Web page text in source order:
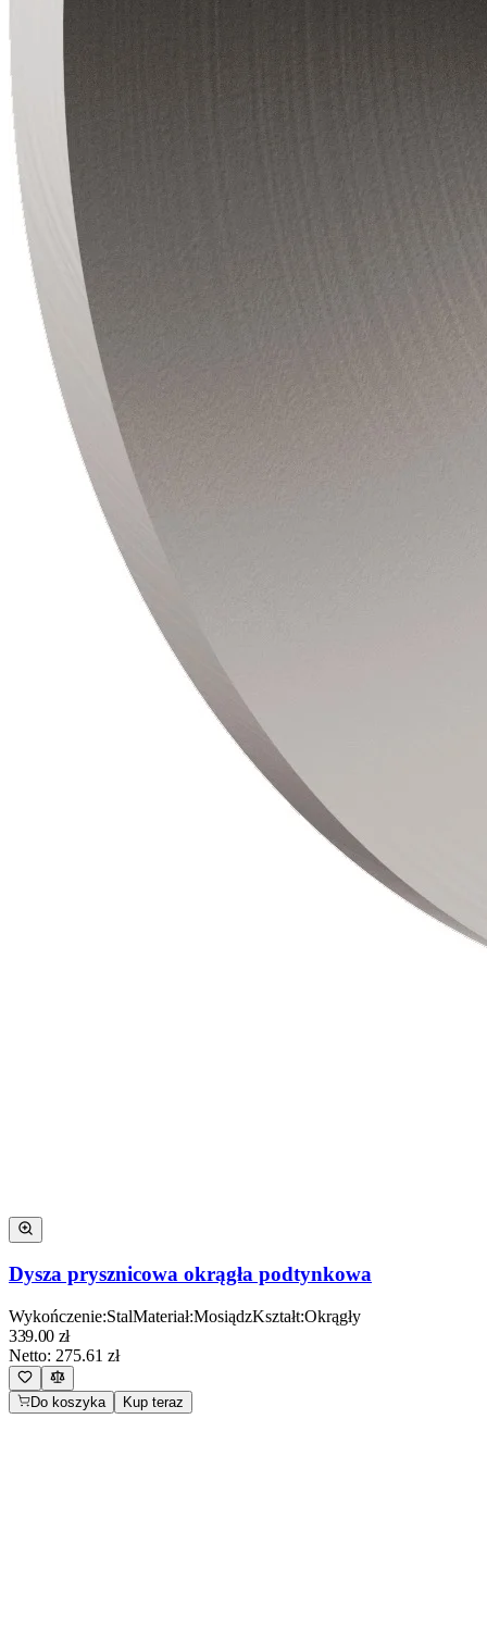
Dysza prysznicowa okrągła podtynkowa
Wykończenie:StalMateriał:MosiądzKształt:Okrągły
339.00 zł
Netto: 275.61 zł
Do koszyka Kup teraz